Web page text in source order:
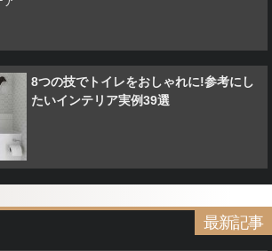
8つの技でトイレをおしゃれに!参考にし
たいインテリア実例39選
最新記事